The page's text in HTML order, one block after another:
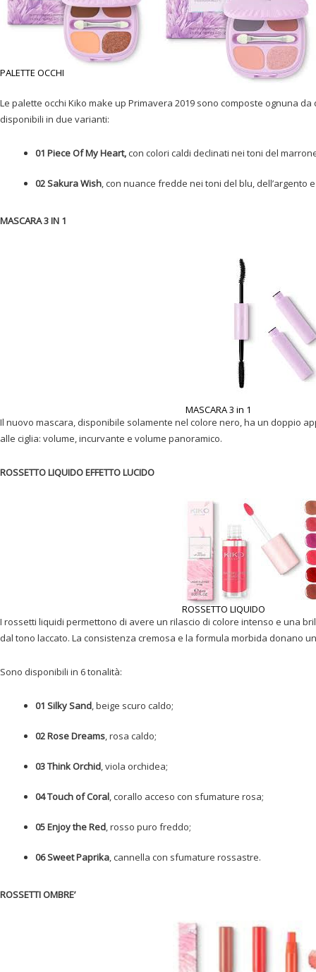
PALETTE OCCHI
Le palette occhi Kiko make up Primavera 2019 sono composte ognuna
disponibili in due varianti:
01 Piece Of My Heart,con colori caldi declinati nei toni del
02 Sakura Wish, con nuance fredde nei toni del blu, dell’argento
MASCARA 3 IN 1
MASCARA 3 in 1
Il nuovo mascara, disponibile solamente nel colore nero, ha un doppio
alle ciglia: volume, incurvante e volume panoramico.
ROSSETTO LIQUIDO EFFETTO LUCIDO
ROSSETTO LIQUIDO
I rossetti liquidi permettono di avere un rilascio di colore intenso e una
dal tono laccato. La consistenza cremosa e la formula morbida donano
Sono disponibili in 6 tonalità:
01 Silky Sand, beige scuro caldo;
02 Rose Dreams, rosa caldo;
03 Think Orchid, viola orchidea;
04 Touch of Coral, corallo acceso con sfumature rosa;
05 Enjoy the Red, rosso puro freddo;
06 Sweet Paprika, cannella con sfumature rossastre.
ROSSETTI OMBRE’